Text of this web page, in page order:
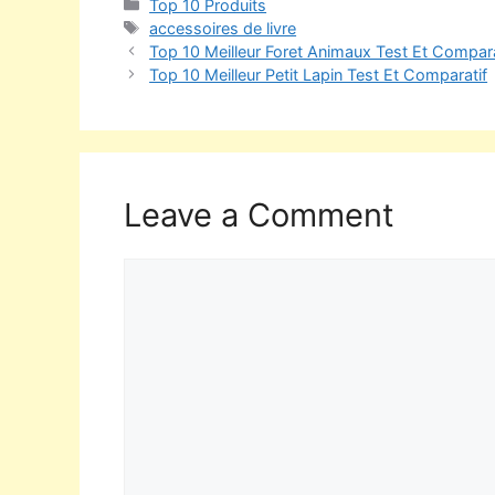
Top 10 Produits
accessoires de livre
Top 10 Meilleur Foret Animaux Test Et
Top 10 Meilleur Petit Lapin Test Et Comparatif
Leave a Comment